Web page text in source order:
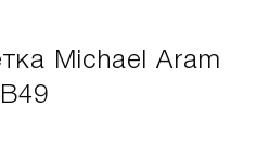
Michael Aram